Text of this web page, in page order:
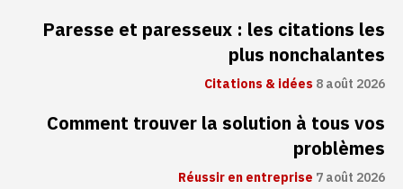
Paresse et paresseux : les citations les
plus nonchalantes
Citations & idées8 août 2026
Comment trouver la solution à tous vos
problèmes
Réussir en entreprise 7 août 2026